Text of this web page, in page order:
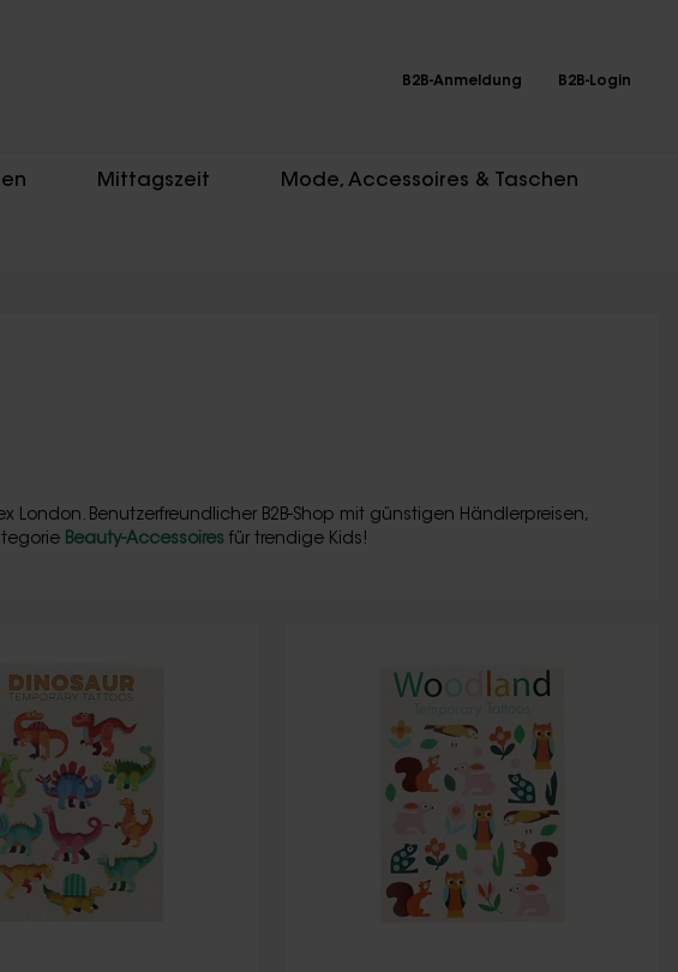
B2B-Anmeldung B2B-Login
Mittagszeit Mode, Accessoires & Taschen
Benutzerfreundlicher B2B-Shop mit günstigen Händlerpreisen,
Beauty-Accessoires für trendige Kids!